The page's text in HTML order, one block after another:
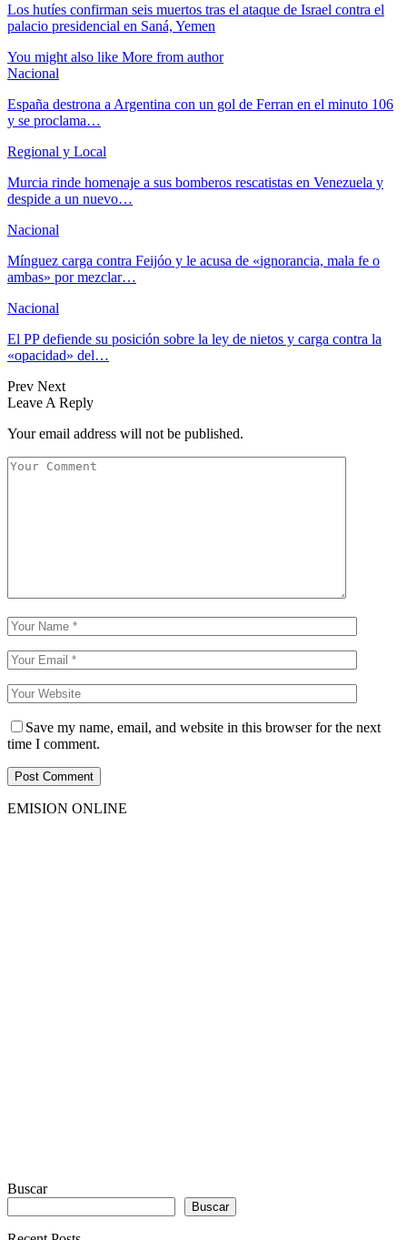
Los hutíes confirman seis muertos tras el ataque de Israel contra el
palacio presidencial en Saná, Yemen
You might also like More from author
Nacional
España destrona a Argentina con un gol de Ferran en el minuto 106
y se proclama…
Regional y Local
Murcia rinde homenaje a sus bomberos rescatistas en Venezuela y
despide a un nuevo…
Nacional
Mínguez carga contra Feijóo y le acusa de «ignorancia, mala fe o
ambas» por mezclar…
Nacional
El PP defiende su posición sobre la ley de nietos y carga contra la
«opacidad» del…
Prev Next
Leave A Reply
Your email address will not be published.
Save my name, email, and website in this browser for the next
time I comment.
EMISION ONLINE
Buscar
Buscar